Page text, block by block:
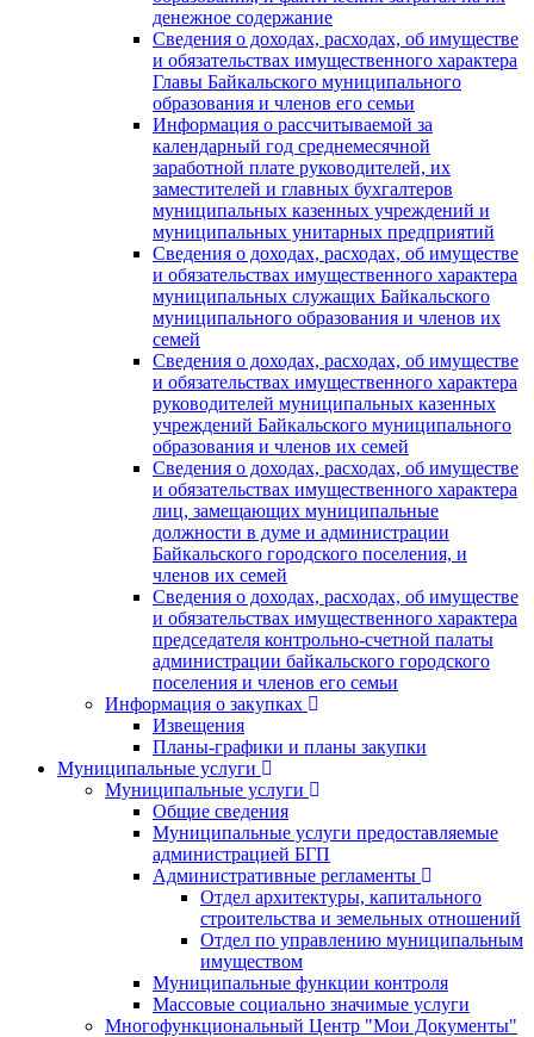
денежное содержание
Сведения о доходах, расходах, об имуществе
и обязательствах имущественного характера
Главы Байкальского муниципального
образования и членов его семьи
Информация о рассчитываемой за
календарный год среднемесячной
заработной плате руководителей, их
заместителей и главных бухгалтеров
муниципальных казенных учреждений и
муниципальных унитарных предприятий
Сведения о доходах, расходах, об имуществе
и обязательствах имущественного характера
муниципальных служащих Байкальского
муниципального образования и членов их
семей
Сведения о доходах, расходах, об имуществе
и обязательствах имущественного характера
руководителей муниципальных казенных
учреждений Байкальского муниципального
образования и членов их семей
Сведения о доходах, расходах, об имуществе
и обязательствах имущественного характера
лиц, замещающих муниципальные
должности в думе и администрации
Байкальского городского поселения, и
членов их семей
Сведения о доходах, расходах, об имуществе
и обязательствах имущественного характера
председателя контрольно-счетной палаты
администрации байкальского городского
поселения и членов его семьи
Информация о закупках
Извещения
Планы-графики и планы закупки
Муниципальные услуги
Муниципальные услуги
Общие сведения
Муниципальные услуги предоставляемые
администрацией БГП
Административные регламенты
Отдел архитектуры, капитального
строительства и земельных отношений
Отдел по управлению муниципальным
имуществом
Муниципальные функции контроля
Массовые социально значимые услуги
Многофункциональный Центр "Мои Документы"